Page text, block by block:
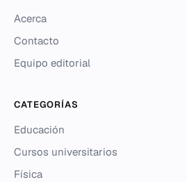
Acerca
Contacto
Equipo editorial
CATEGORÍAS
Educación
Cursos universitarios
Física